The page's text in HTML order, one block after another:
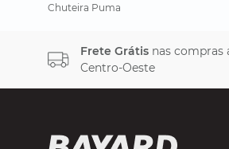
Chuteira Puma
Frete Grátis nas compras
Centro-Oeste